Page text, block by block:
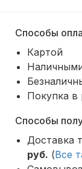
Способы
Картой
Покупка в
Способы
Доставка
руб. (Все